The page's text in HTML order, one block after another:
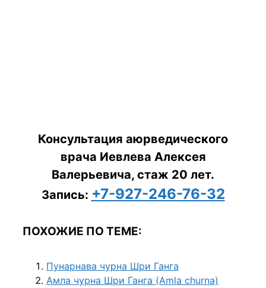
Консультация аюрведического
врача Иевлева Алексея
Валерьевича, стаж 20 лет.
Запись: +7-927-246-76-32
ПОХОЖИЕ ПО ТЕМЕ:
Пунарнава чурна Шри Ганга
Амла чурна Шри Ганга (Amla churna)